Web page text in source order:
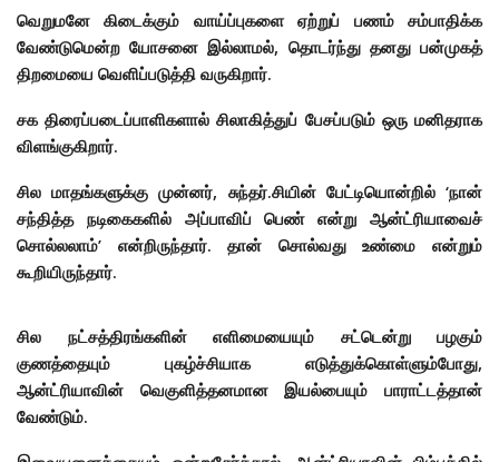
வெறுமனே கிடைக்கும் வாய்ப்புகளை ஏற்றுப் பணம் சம்பாதிக்க
வேண்டுமென்ற யோசனை இல்லாமல், தொடர்ந்து தனது பன்முகத்
திறமையை வெளிப்படுத்தி வருகிறார்.
சக திரைப்படைப்பாளிகளால் சிலாகித்துப் பேசப்படும் ஒரு மனிதராக
விளங்குகிறார்.
சில மாதங்களுக்கு முன்னர், சுந்தர்.சியின் பேட்டியொன்றில் ‘நான்
சந்தித்த நடிகைகளில் அப்பாவிப் பெண் என்று ஆன்ட்ரியாவைச்
சொல்லலாம்’ என்றிருந்தார். தான் சொல்வது உண்மை என்றும்
கூறியிருந்தார்.
சில நட்சத்திரங்களின் எளிமையையும் சட்டென்று பழகும்
குணத்தையும் புகழ்ச்சியாக எடுத்துக்கொள்ளும்போது,
ஆன்ட்ரியாவின் வெகுளித்தனமான இயல்பையும் பாராட்டத்தான்
வேண்டும்.